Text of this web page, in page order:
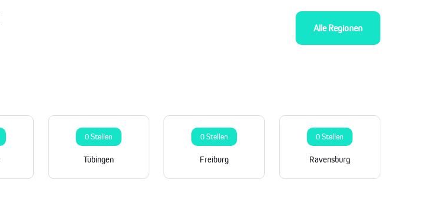
Alle Regionen
0 Stellen
Tübingen
0 Stellen
Freiburg
0 Stellen
Ravensburg